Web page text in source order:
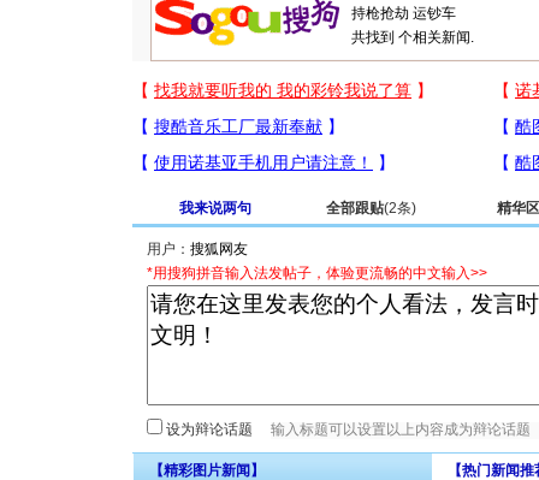
共找到 个相关新闻.
我来说两句 全部跟贴(2条) 精华区
用户：
*用搜狗拼音输入法发帖子，体验更流畅的中文输入>>
设为辩论话题
【精彩图片新闻】 【热门新闻